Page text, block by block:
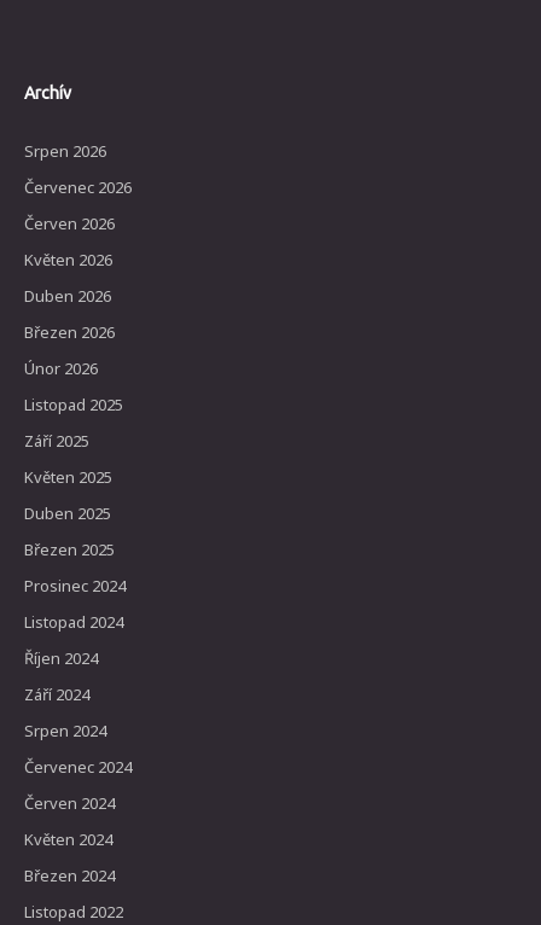
Archív
Srpen 2026
Červenec 2026
Červen 2026
Květen 2026
Duben 2026
Březen 2026
Únor 2026
Listopad 2025
Září 2025
Květen 2025
Duben 2025
Březen 2025
Prosinec 2024
Listopad 2024
Říjen 2024
Září 2024
Srpen 2024
Červenec 2024
Červen 2024
Květen 2024
Březen 2024
Listopad 2022